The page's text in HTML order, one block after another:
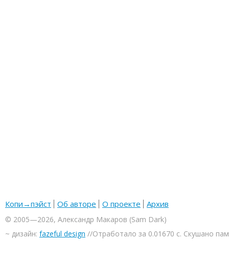
Копи→пэйст Об авторе О проекте Архив
© 2005—2026, Александр Макаров (Sam Dark)
~ дизайн: fazeful design //Отработало за 0.01670 с. Скушано